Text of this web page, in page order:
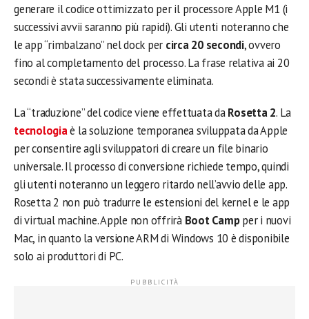
generare il codice ottimizzato per il processore Apple M1 (i
successivi avvii saranno più rapidi). Gli utenti noteranno che
le app “rimbalzano” nel dock per circa 20 secondi, ovvero
fino al completamento del processo. La frase relativa ai 20
secondi è stata successivamente eliminata.
La “traduzione” del codice viene effettuata daRosetta 2. La
tecnologiaè la soluzione temporanea sviluppata da Apple
per consentire agli sviluppatori di creare un file binario
universale. Il processo di conversione richiede tempo, quindi
gli utenti noteranno un leggero ritardo nell’avvio delle app.
Rosetta 2 non può tradurre le estensioni del kernel e le app
di virtual machine. Apple non offrirà Boot Campper i nuovi
Mac, in quanto la versione ARM di Windows 10 è disponibile
solo ai produttori di PC.